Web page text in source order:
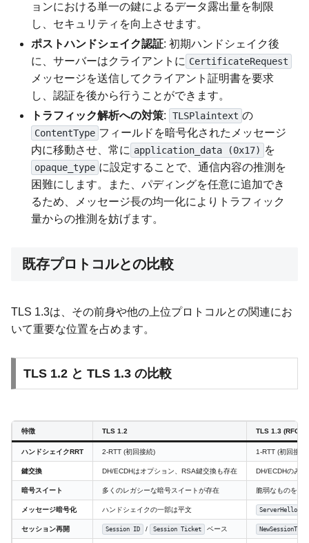
ョンにおける単一の鍵によるデータ露出量を制限
し、セキュリティを向上させます。
ポストハンドシェイク認証: 初期ハンドシェイク後
に、サーバーはクライアントに CertificateRequest
メッセージを送信してクライアント証明書を要求
し、認証を後から行うことができます。
トラフィック解析への対策: TLSPlaintext の
ContentType フィールドを暗号化されたメッセージ
内に移動させ、常に application_data (0x17) を
opaque_type に設定することで、通信内容の推測を
困難にします。また、パディングを任意に追加でき
るため、メッセージ長の均一化によりトラフィック
量からの推測を妨げます。
既存プロトコルとの比較
TLS 1.3は、その前身や他の上位プロトコルとの関連にお
いて重要な位置を占めます。
TLS 1.2 と TLS 1.3 の比較
特徴 TLS 1.2 TLS 1.3 (RFC
ハンドシェイクRRT 2-RTT (初回接続) 1-RTT (初回接
鍵交換 DH/ECDHはオプション、RSA鍵交換も存在 DH/ECDHのみ
暗号スイート 多くのレガシーな暗号スイートが存在 脆弱なものを削
メッセージ暗号化 ハンドシェイクの一部は平文 ServerHello
セッション再開 Session ID / Session Ticket ベース